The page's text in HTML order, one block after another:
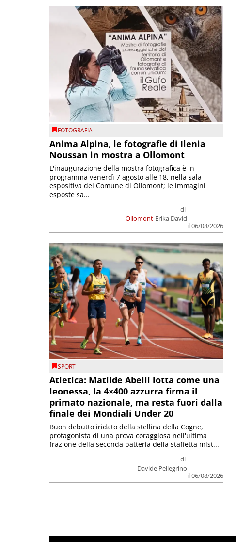
FOTOGRAFIA
Anima Alpina, le fotografie di Ilenia
Noussan in mostra a Ollomont
Ollomont
di
Erika David
il 06/08/2026
L'inaugurazione della mostra fotografica è in
programma venerdì 7 agosto alle 18, nella sala
espositiva del Comune di Ollomont; le immagini
esposte sa...
SPORT
Atletica: Matilde Abelli lotta come una
leonessa, la 4×400 azzurra firma il
primato nazionale, ma resta fuori dalla
finale dei Mondiali Under 20
di
Davide Pellegrino
il 06/08/2026
Buon debutto iridato della stellina della Cogne,
protagonista di una prova coraggiosa nell'ultima
frazione della seconda batteria della staffetta mist...